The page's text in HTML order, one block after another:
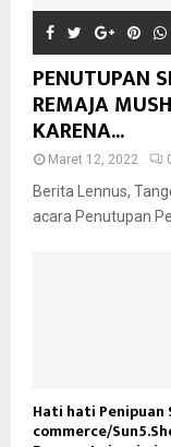
PENUTUPAN
REMAJA
KARENA...
Maret 12, 2022
Berita Lennus,
acara Penutupan
Hati hati Penipuan
commerce/